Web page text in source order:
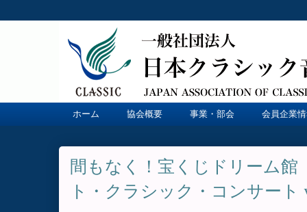
ホーム 協会概要 事業・部会 会員企業
間もなく！宝くじドリーム館
ト・クラシック・コンサート